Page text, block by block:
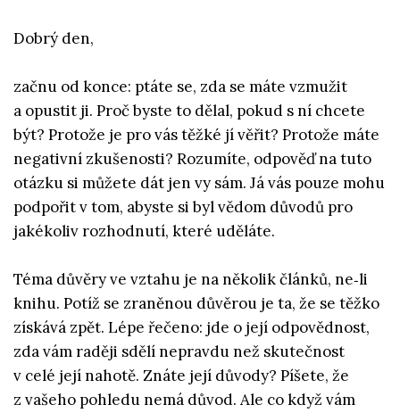
Dobrý den,
začnu od konce: ptáte se, zda se máte vzmužit
a opustit ji. Proč byste to dělal, pokud s ní chcete
být? Protože je pro vás těžké jí věřit? Protože máte
negativní zkušenosti? Rozumíte, odpověď na tuto
otázku si můžete dát jen vy sám. Já vás pouze mohu
podpořit v tom, abyste si byl vědom důvodů pro
jakékoliv rozhodnutí, které uděláte.
Téma důvěry ve vztahu je na několik článků, ne‑li
knihu. Potíž se zraněnou důvěrou je ta, že se těžko
získává zpět. Lépe řečeno: jde o její odpovědnost,
zda vám raději sdělí nepravdu než skutečnost
v celé její nahotě. Znáte její důvody? Píšete, že
z vašeho pohledu nemá důvod. Ale co když vám